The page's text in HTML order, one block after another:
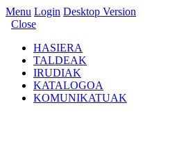
Menu Login Desktop Version
Close
HASIERA
TALDEAK
IRUDIAK
KATALOGOA
KOMUNIKATUAK